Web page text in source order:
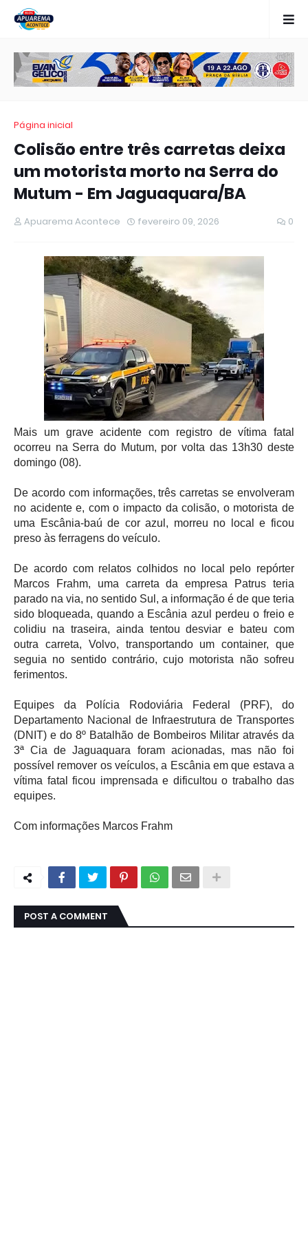
Página inicial
Colisão entre três carretas deixa
um motorista morto na Serra do
Mutum - Em Jaguaquara/BA
Apuarema Acontece fevereiro 09, 2026 0
Mais um grave acidente com registro de vítima fatal
ocorreu na Serra do Mutum, por volta das 13h30 deste
domingo (08).
De acordo com informações, três carretas se envolveram
no acidente e, com o impacto da colisão, o motorista de
uma Escânia-baú de cor azul, morreu no local e ficou
preso às ferragens do veículo.
De acordo com relatos colhidos no local pelo repórter
Marcos Frahm, uma carreta da empresa Patrus teria
parado na via, no sentido Sul, a informação é de que teria
sido bloqueada, quando a Escânia azul perdeu o freio e
colidiu na traseira, ainda tentou desviar e bateu com
outra carreta, Volvo, transportando um container, que
seguia no sentido contrário, cujo motorista não sofreu
ferimentos.
Equipes da Polícia Rodoviária Federal (PRF), do
Departamento Nacional de Infraestrutura de Transportes
(DNIT) e do 8º Batalhão de Bombeiros Militar através da
3ª Cia de Jaguaquara foram acionadas, mas não foi
possível remover os veículos, a Escânia em que estava a
vítima fatal ficou imprensada e dificultou o trabalho das
equipes.
Com informações Marcos Frahm
POST A COMMENT